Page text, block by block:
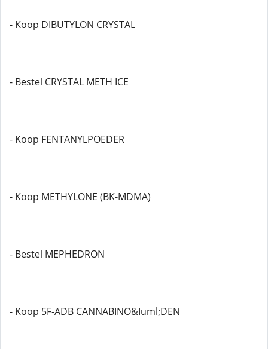
- Koop DIBUTYLON CRYSTAL
- Bestel CRYSTAL METH ICE
- Koop FENTANYLPOEDER
- Koop METHYLONE (BK-MDMA)
- Bestel MEPHEDRON
- Koop 5F-ADB CANNABINO&Iuml;DEN